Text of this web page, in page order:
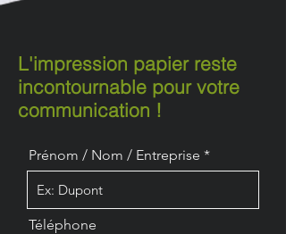
L'impression papier reste
incontournable pour votre
communication !
Prénom / Nom / Entreprise
Téléphone